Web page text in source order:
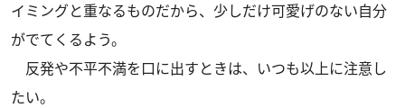
イミングと重なるものだから、少しだけ可愛げのない自分
がでてくるよう。
反発や不平不満を口に出すときは、いつも以上に注意し
たい。